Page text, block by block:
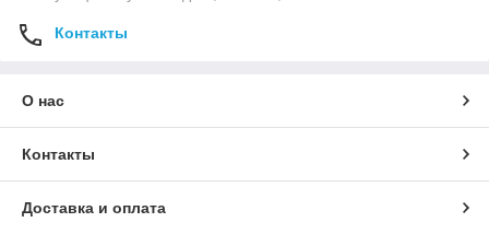
Контакты
О нас
Контакты
Доставка и оплата